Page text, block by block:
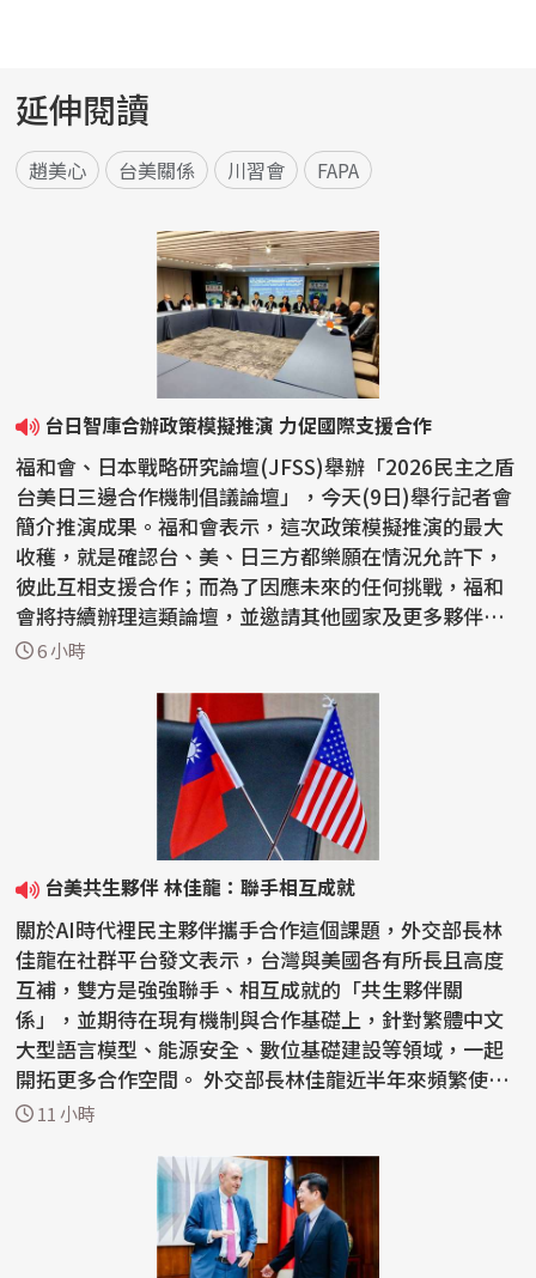
延伸閱讀
趙美心 台美關係 川習會 FAPA
台日智庫合辦政策模擬推演 力促國際支援合作
福和會、日本戰略研究論壇(JFSS)舉辦「2026民主之盾
台美日三邊合作機制倡議論壇」，今天(9日)舉行記者會
簡介推演成果。福和會表示，這次政策模擬推演的最大
收穫，就是確認台、美、日三方都樂願在情況允許下，
彼此互相支援合作；而為了因應未來的任何挑戰，福和
會將持續辦理這類論壇，並邀請其他國家及更多夥伴參
與，...
6 小時
台美共生夥伴 林佳龍：聯手相互成就
關於AI時代裡民主夥伴攜手合作這個課題，外交部長林
佳龍在社群平台發文表示，台灣與美國各有所長且高度
互補，雙方是強強聯手、相互成就的「共生夥伴關
係」，並期待在現有機制與合作基礎上，針對繁體中文
大型語言模型、能源安全、數位基礎建設等領域，一起
開拓更多合作空間。 外交部長林佳龍近半年來頻繁使用
「共生夥伴...
11 小時